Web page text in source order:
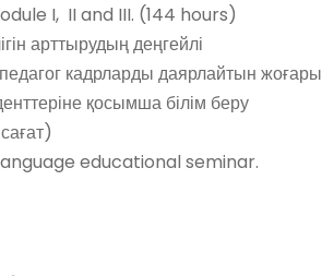
I, II and III. (144 hours)
арттырудың деңгейлі
кадрларды даярлайтын жоғары
қосымша білім беру
educational seminar.